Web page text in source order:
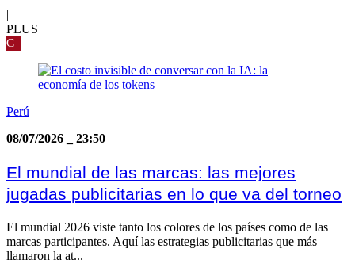
|
PLUS
G
Perú
08/07/2026
23:50
El mundial de las marcas: las mejores
jugadas publicitarias en lo que va del torneo
El mundial 2026 viste tanto los colores de los países como de las
marcas participantes. Aquí las estrategias publicitarias que más
llamaron la at...